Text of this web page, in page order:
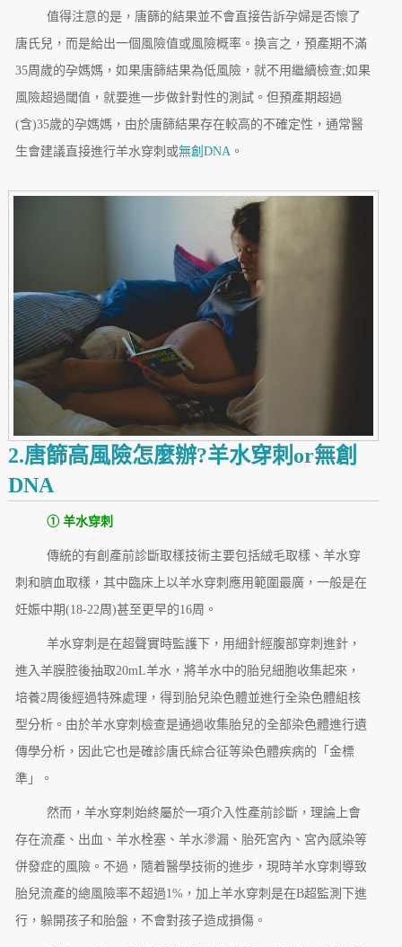
值得注意的是，唐篩的結果並不會直接告訴孕婦是否懷了
唐氏兒，而是給出一個風險值或風險概率。換言之，預產期不滿
35周歲的孕媽媽，如果唐篩結果為低風險，就不用繼續檢查;如果
風險超過閾值，就要進一步做針對性的測試。但預產期超過
(含)35歲的孕媽媽，由於唐篩結果存在較高的不確定性，通常醫
生會建議直接進行羊水穿刺或無創DNA 。
2.唐篩高風險怎麼辦?羊水穿刺or無創
DNA
① 羊水穿刺
傳統的有創產前診斷取樣技術主要包括絨毛取樣、羊水穿
刺和臍血取樣，其中臨床上以羊水穿刺應用範圍最廣，一般是在
妊娠中期(18-22周)甚至更早的16周。
羊水穿刺是在超聲實時監護下，用細針經腹部穿刺進針，
進入羊膜腔後抽取20mL羊水，將羊水中的胎兒細胞收集起來，
培養2周後經過特殊處理，得到胎兒染色體並進行全染色體組核
型分析。由於羊水穿刺檢查是通過收集胎兒的全部染色體進行遺
傳學分析，因此它也是確診唐氏綜合征等染色體疾病的「金標
準」。
然而，羊水穿刺始終屬於一項介入性產前診斷，理論上會
存在流產、出血、羊水栓塞、羊水滲漏、胎死宮內、宮內感染等
併發症的風險。不過，隨着醫學技術的進步，現時羊水穿刺導致
胎兒流產的總風險率不超過1%，加上羊水穿刺是在B超監測下進
行，躲開孩子和胎盤，不會對孩子造成損傷。